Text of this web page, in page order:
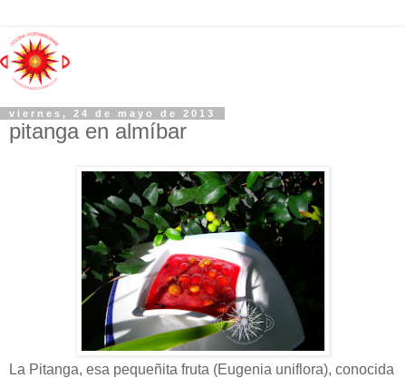
viernes, 24 de mayo de 2013
pitanga en almíbar
La Pitanga, esa pequeñita fruta (Eugenia uniflora), conocida